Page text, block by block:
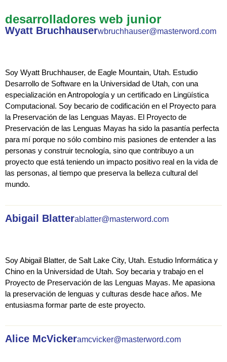
desarrolladores web junior
Wyatt Bruchhauserwbruchhauser@masterword.com
Soy Wyatt Bruchhauser, de Eagle Mountain, Utah. Estudio
Desarrollo de Software en la Universidad de Utah, con una
especialización en Antropología y un certificado en Lingüística
Computacional. Soy becario de codificación en el Proyecto para
la Preservación de las Lenguas Mayas. El Proyecto de
Preservación de las Lenguas Mayas ha sido la pasantía perfecta
para mí porque no sólo combino mis pasiones de entender a las
personas y construir tecnología, sino que contribuyo a un
proyecto que está teniendo un impacto positivo real en la vida de
las personas, al tiempo que preserva la belleza cultural del
mundo.
Abigail Blatterablatter@masterword.com
Soy Abigail Blatter, de Salt Lake City, Utah. Estudio Informática y
Chino en la Universidad de Utah. Soy becaria y trabajo en el
Proyecto de Preservación de las Lenguas Mayas. Me apasiona
la preservación de lenguas y culturas desde hace años. Me
entusiasma formar parte de este proyecto.
Alice McVickeramcvicker@masterword.com